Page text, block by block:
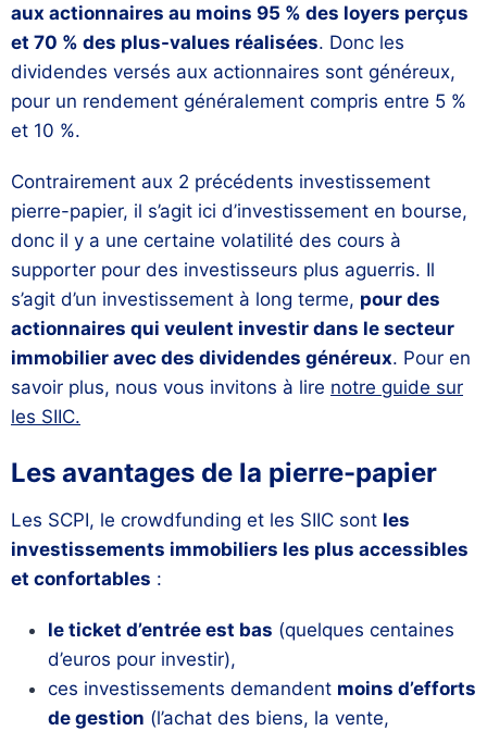
aux actionnaires au moins 95 % des loyers perçus
et 70 % des plus-values réalisées. Donc les
dividendes versés aux actionnaires sont généreux,
pour un rendement généralement compris entre 5 %
et 10 %.
Contrairement aux 2 précédents investissement
pierre-papier, il s’agit ici d’investissement en bourse,
donc il y a une certaine volatilité des cours à
supporter pour des investisseurs plus aguerris. Il
s’agit d’un investissement à long terme, pour des
actionnaires qui veulent investir dans le secteur
immobilier avec des dividendes généreux. Pour en
savoir plus, nous vous invitons à lire notre guide sur
les SIIC.
Les avantages de la pierre-papier
Les SCPI, le crowdfunding et les SIIC sont les
investissements immobiliers les plus accessibles
et confortables :
le ticket d’entrée est bas (quelques centaines
d’euros pour investir),
ces investissements demandent moins d’efforts
de gestion (l’achat des biens, la vente,